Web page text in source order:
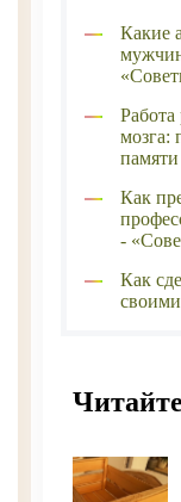
Какие
Работа
мозга:
Как
-
Как